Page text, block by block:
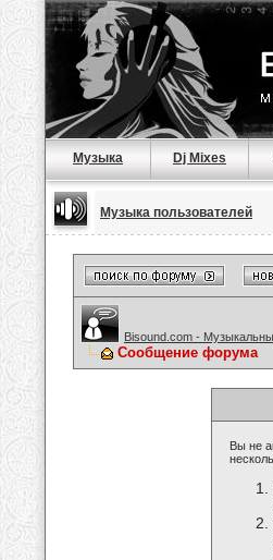
Музыка Dj Mixes
Музыка пользователей
Bisound.com -
Сообщение форума
Вы не